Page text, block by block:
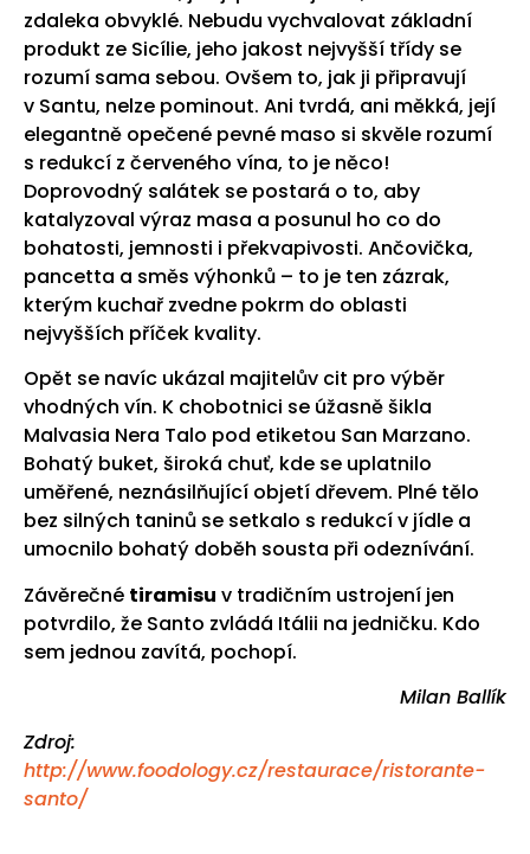
zdaleka obvyklé. Nebudu vychvalovat základní
produkt ze Sicílie, jeho jakost nejvyšší třídy se
rozumí sama sebou. Ovšem to, jak ji připravují
v Santu, nelze pominout. Ani tvrdá, ani měkká, její
elegantně opečené pevné maso si skvěle rozumí
s redukcí z červeného vína, to je něco!
Doprovodný salátek se postará o to, aby
katalyzoval výraz masa a posunul ho co do
bohatosti, jemnosti i překvapivosti. Ančovička,
pancetta a směs výhonků – to je ten zázrak,
kterým kuchař zvedne pokrm do oblasti
nejvyšších příček kvality.
Opět se navíc ukázal majitelův cit pro výběr
vhodných vín. K chobotnici se úžasně šikla
Malvasia Nera Talo pod etiketou San Marzano.
Bohatý buket, široká chuť, kde se uplatnilo
uměřené, neznásilňující objetí dřevem. Plné tělo
bez silných taninů se setkalo s redukcí v jídle a
umocnilo bohatý doběh sousta při odeznívání.
Závěrečné tiramisu v tradičním ustrojení jen
potvrdilo, že Santo zvládá Itálii na jedničku. Kdo
sem jednou zavítá, pochopí.
Milan Ballík
Zdroj:
http://www.foodology.cz/restaurace/ristorante-
santo/